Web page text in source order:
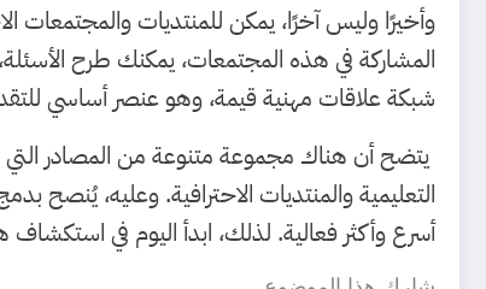
وأخيرًا وليس آخرًا، يمكن للمنتديات والمجتمعات
المشاركة في هذه المجتمعات، يمكنك طرح
شبكة علاقات مهنية قيمة، وهو عنصر أساسي
يتضح أن هناك مجموعة متنوعة من المصادر التي
التعليمية والمنتديات الاحترافية. وعليه،
أسرع وأكثر فعالية. لذلك، ابدأ اليوم في